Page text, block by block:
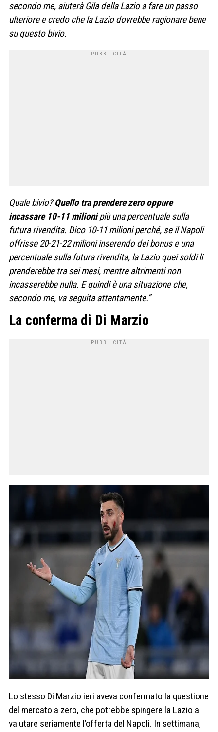
secondo me, aiuterà Gila della Lazio a fare un passo
ulteriore e credo che la Lazio dovrebbe ragionare bene
su questo bivio.
Quale bivio?Quello tra prendere zero oppure
incassare 10-11 milionipiù una percentuale sulla
futura rivendita. Dico 10-11 milioni perché, se il Napoli
offrisse 20-21-22 milioni inserendo dei bonus e una
percentuale sulla futura rivendita, la Lazio quei soldi li
prenderebbe tra sei mesi, mentre altrimenti non
incasserebbe nulla. E quindi è una situazione che,
secondo me, va seguita attentamente.”
La conferma di Di Marzio
Lo stesso Di Marzio ieri aveva confermato la questione
del mercato a zero, che potrebbe spingere la Lazio a
valutare seriamente l’offerta del Napoli. In settimana,